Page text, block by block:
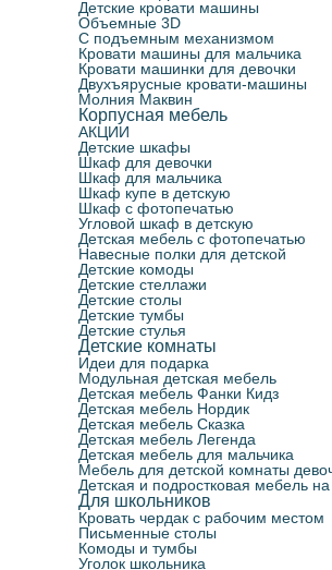
Детские кровати машины
Объемные 3D
С подъемным механизмом
Кровати машины для мальчика
Кровати машинки для девочки
Двухъярусные кровати-машины
Молния Маквин
Корпусная мебель
АКЦИИ
Детские шкафы
Шкаф для девочки
Шкаф для мальчика
Шкаф купе в детскую
Шкаф с фотопечатью
Угловой шкаф в детскую
Детская мебель с фотопечатью
Навесные полки для детской
Детские комоды
Детские стеллажи
Детские столы
Детские тумбы
Детские стулья
Детские комнаты
Идеи для подарка
Модульная детская мебель
Детская мебель Фанки Кидз
Детская мебель Нордик
Детская мебель Сказка
Детская мебель Легенда
Детская мебель для мальчика
Мебель для детской комнаты
Детская и подростковая мебель на
Для школьников
Кровать чердак с рабочим местом
Письменные столы
Комоды и тумбы
Уголок школьника